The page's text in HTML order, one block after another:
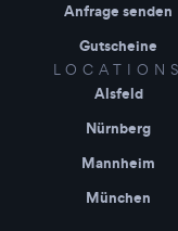
Anfrage senden
Gutscheine
LOCATIONS
Alsfeld
Nürnberg
Mannheim
München